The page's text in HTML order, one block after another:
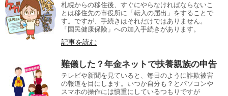
札幌からの移住後、すぐにやらなければならないこ
とは移住先の市役所に「転入の届出」をすることで
す。ですが、手続きはそれだけではありません。
「国民健康保険」への加入手続きがあります。
記事を読む
難儀した？年金ネットで扶養親族の申告
テレビや新聞を見ていると、毎日のように詐欺被害
の報道を目にします。いつか自分も？とパソコンや
スマホの操作には慎重にしているつもりですが